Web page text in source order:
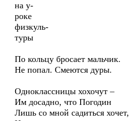
на у-
роке
физкуль-
туры
По кольцу бросает мальчик.
Не попал. Смеются дуры.
Одноклассницы хохочут –
Им досадно, что Погодин
Лишь со мной садиться хочет,